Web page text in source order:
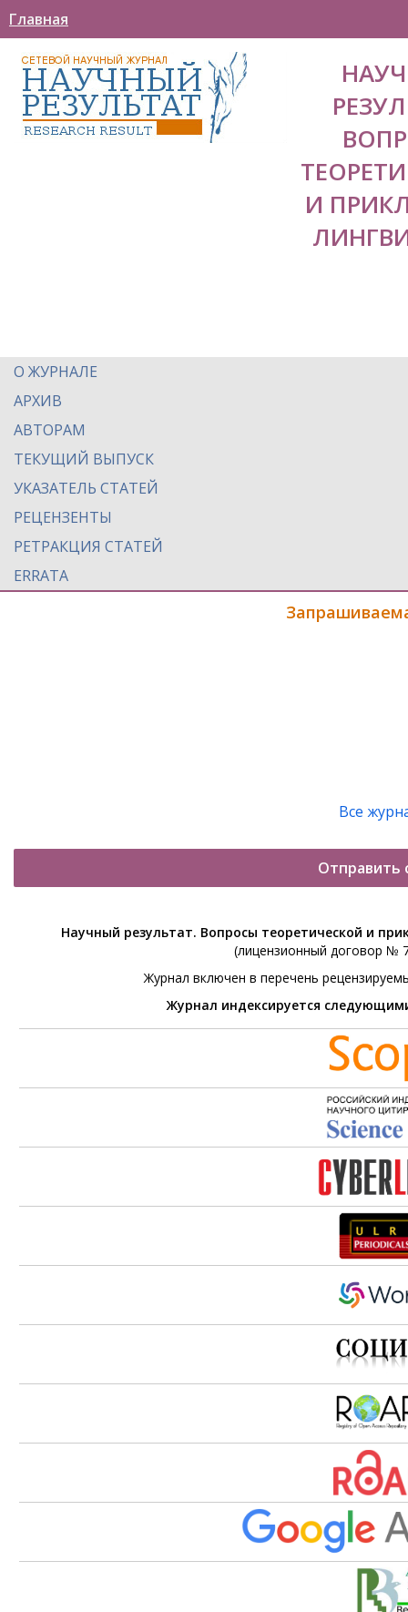
Главная
И
О ЖУРНАЛЕ
АРХИВ
АВТОРАМ
ТЕКУЩИЙ ВЫПУСК
УКАЗАТЕЛЬ СТАТЕЙ
РЕЦЕНЗЕНТЫ
РЕТРАКЦИЯ СТАТЕЙ
ERRATA
Все
Отправить
Научный результат. Вопросы теоретической и
(лицензионный договор №
Журнал включен в перечень
Журнал индексируется